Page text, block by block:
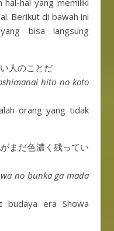
hal-hal yang memiliki
Berikut di bawah ini
bisa langsung
人のことだ
hito no koto
orang yang tidak
まだ色濃く残ってい
no bunka ga mada
budaya era Showa